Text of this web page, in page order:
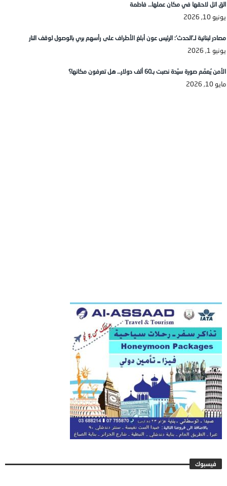
الق اتل لاحقها في مكان عملها… فاطمة
يونيو 10, 2026
مصادر لبنانية لـ’الحدث’: الرئيس عون أبلغ الأطراف على رأسهم بري بالوصول لوقف النار
يونيو 1, 2026
الأمن يُعمّم صورة سيّدة نصبت بـ60 ألف دولار… هل تعرفون مكانها؟
مايو 10, 2026
فيسبوك